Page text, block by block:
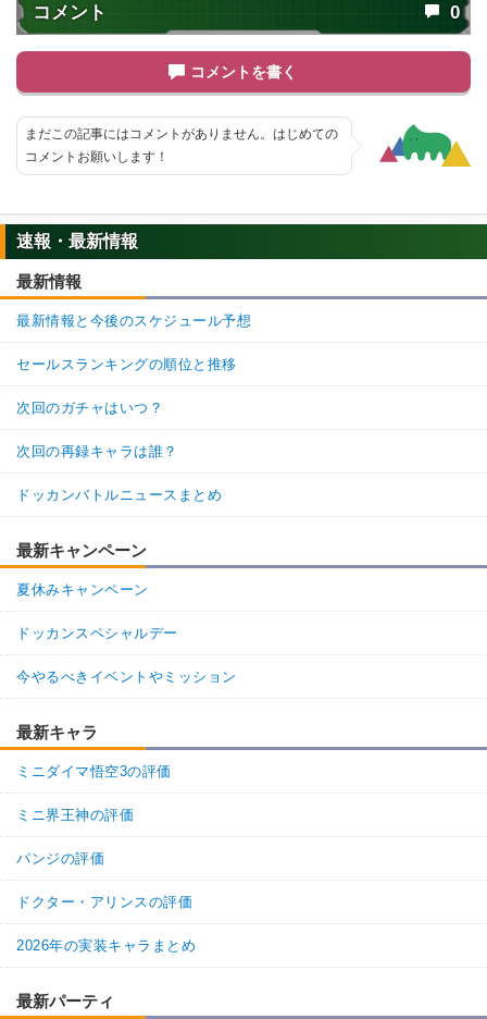
コメント 0
コメントを書く
まだこの記事にはコメントがありません。はじめての
コメントお願いします！
速報・最新情報
最新情報
最新情報と今後のスケジュール予想
セールスランキングの順位と推移
次回のガチャはいつ？
次回の再録キャラは誰？
ドッカンバトルニュースまとめ
最新キャンペーン
夏休みキャンペーン
ドッカンスペシャルデー
今やるべきイベントやミッション
最新キャラ
ミニダイマ悟空3の評価
ミニ界王神の評価
パンジの評価
ドクター・アリンスの評価
2026年の実装キャラまとめ
最新パーティ